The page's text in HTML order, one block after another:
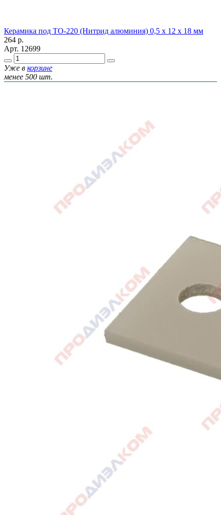
Керамика под ТО-220 (Нитрид алюминия) 0,5 х 12 х 18 мм
264 р.
Арт. 12699
Уже в корзине
менее 500 шт.